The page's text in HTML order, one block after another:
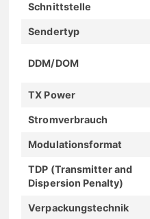
Schnittstelle
Sendertyp
DDM/DOM
TX Power
Stromverbrauch
Modulationsformat
TDP (Transmitter and
Dispersion Penalty)
Verpackungstechnik